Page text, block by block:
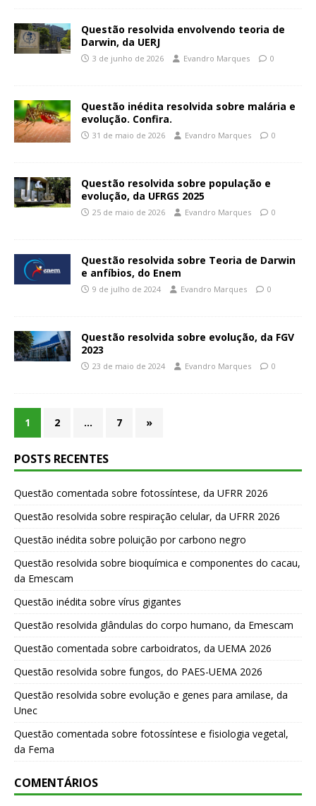
Questão resolvida envolvendo teoria de
Darwin, da UERJ
3 de junho de 2026 Evandro Marques 0
Questão inédita resolvida sobre malária e
evolução. Confira.
31 de maio de 2026 Evandro Marques 0
Questão resolvida sobre população e
evolução, da UFRGS 2025
25 de maio de 2026 Evandro Marques 0
Questão resolvida sobre Teoria de Darwin
e anfíbios, do Enem
9 de julho de 2024 Evandro Marques 0
Questão resolvida sobre evolução, da FGV
2023
23 de maio de 2024 Evandro Marques 0
1 2 … 7 »
POSTS RECENTES
Questão comentada sobre fotossíntese, da UFRR 2026
Questão resolvida sobre respiração celular, da UFRR 2026
Questão inédita sobre poluição por carbono negro
Questão resolvida sobre bioquímica e componentes do cacau,
da Emescam
Questão inédita sobre vírus gigantes
Questão resolvida glândulas do corpo humano, da Emescam
Questão comentada sobre carboidratos, da UEMA 2026
Questão resolvida sobre fungos, do PAES-UEMA 2026
Questão resolvida sobre evolução e genes para amilase, da
Unec
Questão comentada sobre fotossíntese e fisiologia vegetal,
da Fema
COMENTÁRIOS